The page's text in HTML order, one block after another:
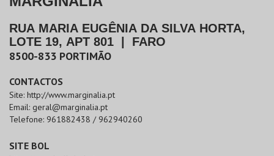
RUA MARIA EUGÊNIA DA SILVA HORTA,
LOTE 19, APT 801
FARO
8500-833 PORTIMÃO
CONTACTOS
Site: http://www.marginalia.pt
Email: geral@marginalia.pt
Telefone: 961882438 / 962940260
SITE BOL